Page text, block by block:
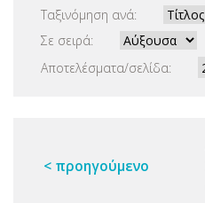
Ταξινόμηση ανά:
Σε σειρά:
Αποτελέσματα/σελίδα:
< προηγούμενο